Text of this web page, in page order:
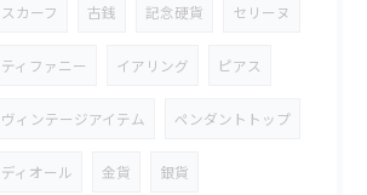
スカーフ 古銭 記念硬貨 セリーヌ
ティファニー イアリング ピアス
ヴィンテージアイテム ペンダントトップ
ディオール 金貨 銀貨